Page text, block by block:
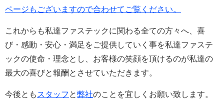
ページもございますので合わせてご覧ください。
これからも私達ファステックに関わる全ての方々へ、喜
び・感動・安心・満足をご提供していく事を私達ファステ
ックの使命・理念とし、お客様の笑顔を頂けるのが私達の
最大の喜びと報酬とさせていただきます。
今後とも スタッフ と弊社のことを宜しくお願い致します。